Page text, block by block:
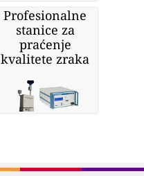
Profesionalne
stanice za
praćenje
kvalitete zraka